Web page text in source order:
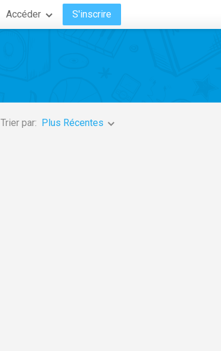
Accéder S'inscrire
Trier par: Plus Récentes